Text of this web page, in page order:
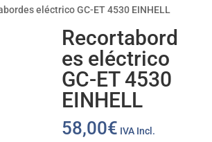
eléctrico GC-ET 4530 EINHELL
Recortabord
es eléctrico
GC-ET 4530
EINHELL
58,00€ IVA Incl.